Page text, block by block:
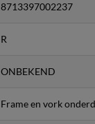
8713397002237
R
ONBEKEND
Frame en vork